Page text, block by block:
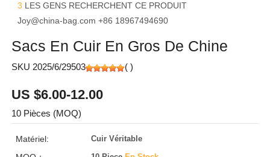
3 LES GENS RECHERCHENT CE PRODUIT
Joy@china-bag.com +86 18967494690
Sacs En Cuir En Gros De Chine
SKU 2025/6/29503 ( )
US $6.00-12.00
10 Pièces (MOQ)
Matériel: Cuir Véritable